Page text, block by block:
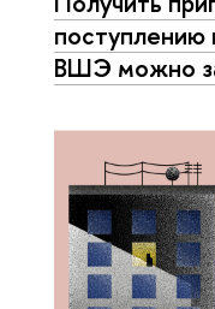
поступлению
ВШЭ можно